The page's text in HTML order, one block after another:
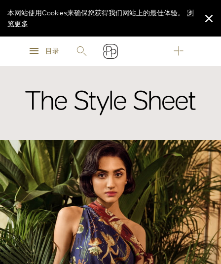
浏
目录
本网站使用Cookies来确保您获得我们网站上的最佳体验。
浏
览更多
The Style Sheet